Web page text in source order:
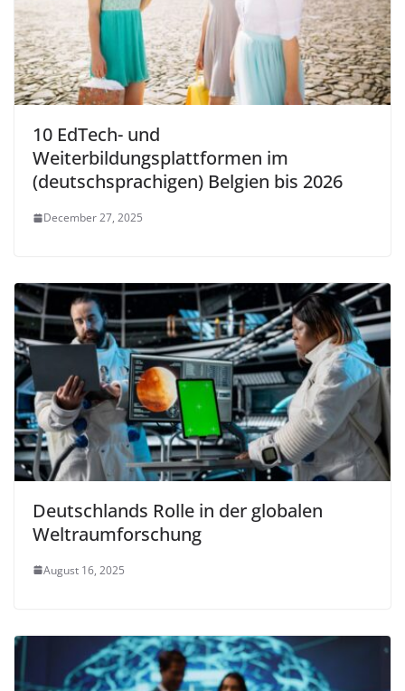
10 EdTech- und
Weiterbildungsplattformen im
(deutschsprachigen) Belgien bis 2026
December 27, 2025
Deutschlands Rolle in der globalen
Weltraumforschung
August 16, 2025